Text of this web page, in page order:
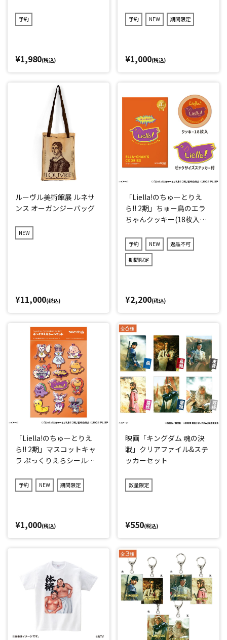
予約
¥1,980(税込)
予約 NEW 期間限定
¥1,000(税込)
ルーヴル美術館展 ルネサ
ンス オーガンジーバッグ
NEW
¥11,000(税込)
「Liella!のちゅーとりえ
ら!! 2期」ちゅー鳥のエラ
ちゃんクッキー(18枚入り)
予約 NEW 返品不可
期間限定
¥2,200(税込)
「Liella!のちゅーとりえ
ら!! 2期」マスコットキャ
ラ ぷっくりえらシールセ
予約 NEW 期間限定
¥1,000(税込)
映画「キングダム 魂の決
戦」クリアファイル&ステ
ッカーセット
数量限定
¥550(税込)